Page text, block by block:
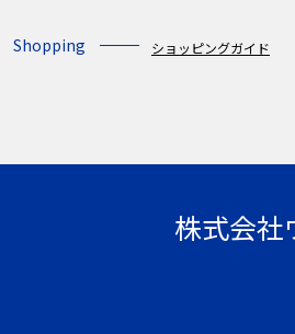
Shopping ショッピングガイド
株式会社